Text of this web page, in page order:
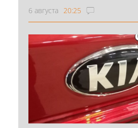
6 августа 20:25